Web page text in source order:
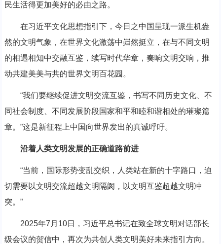
民生活得更加美好的必由之路。
在习近平文化思想指引下，今日之中国呈现一派生机盎
然的文明气象，在世界文化激荡中岿然挺立，在与不同文明
的相遇相知中交融互鉴，续写时代华章，奏响文明交响，推
动共建美美与共的世界文明百花园。
“我们要继续促进文明交流互鉴，书写不同历史文化、不
同社会制度、不同发展阶段国家和平和睦和谐相处的璀璨篇
章。”这是新征程上中国向世界发出的真诚呼吁。
沿着人类文明发展的正确道路前进
“当前，国际形势变乱交织，人类站在新的十字路口，迫
切需要以文明交流超越文明隔阂，以文明互鉴超越文明冲
突。”
2025年7月10日，习近平总书记在致全球文明对话部长
级会议的贺信中，再次为共创人类文明美好未来指引方向。